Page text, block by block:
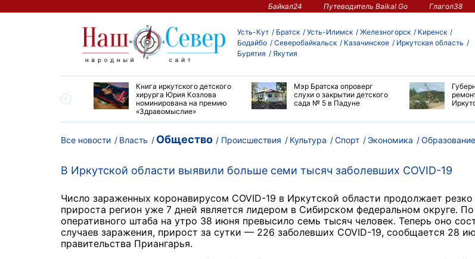
Байкал24 Путеводитель Baikal Go Глагол38
Усть-Кут Братск Усть-Илимск Железногорск
Киренск
Бодайбо
Северобайкальск Казачинское
Иркутская область
Бурятия
Якутия
большой эстафеты
Книга иркутского детского
хирурга Юрия Козлова
номинирована на премию
«Здравомыслие»
Мэр Братска опроверг
слухи о закрытии детского
сада № 5 в Падуне
Все новости Власть Общество Происшествия Культура Спорт Экономика Образование
В Иркутской области выявили больше семи тысяч заболевших COVID-19
Число зараженных коронавирусом COVID-19 в Иркутской области продолжает
прироста регион уже 7 дней является лидером в Сибирском федеральном округе.
оперативного штаба на утро 38 июня превысило семь тысяч человек. Теперь оно
случаев заражения, прирост за сутки — 226 заболевших COVID-19, сообщается 28
правительства Приангарья.